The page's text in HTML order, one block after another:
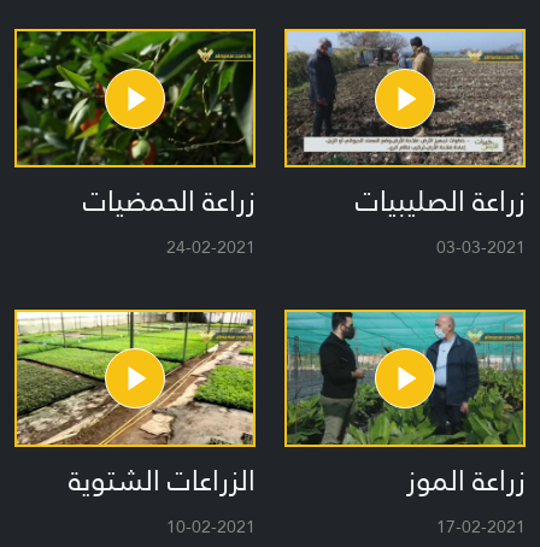
زراعة الصليبيات
03-03-2021
زراعة الحمضيات
24-02-2021
زراعة الموز
17-02-2021
الزراعات الشتوية
10-02-2021